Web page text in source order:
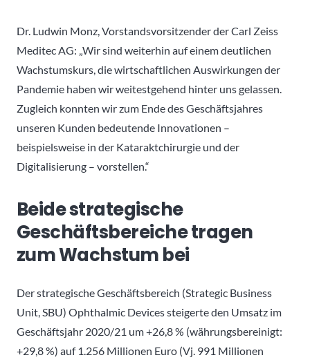
Dr. Ludwin Monz, Vorstandsvorsitzender der Carl Zeiss
Meditec AG: „Wir sind weiterhin auf einem deutlichen
Wachstumskurs, die wirtschaftlichen Auswirkungen der
Pandemie haben wir weitestgehend hinter uns gelassen.
Zugleich konnten wir zum Ende des Geschäftsjahres
unseren Kunden bedeutende Innovationen –
beispielsweise in der Kataraktchirurgie und der
Digitalisierung – vorstellen.“
Beide strategische
Geschäftsbereiche tragen
zum Wachstum bei
Der strategische Geschäftsbereich (Strategic Business
Unit, SBU) Ophthalmic Devices steigerte den Umsatz im
Geschäftsjahr 2020/21 um +26,8 % (währungsbereinigt:
+29,8 %) auf 1.256 Millionen Euro (Vj. 991 Millionen